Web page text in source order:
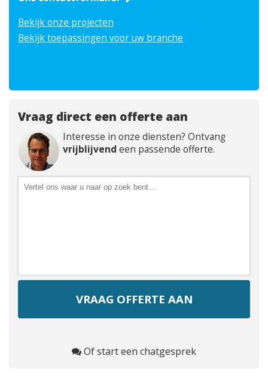
Bekijk onze projecten
Bekijk toepassingen voor uw branche
Vraag direct een offerte aan
Interesse in onze diensten? Ontvang
vrijblijvend een passende offerte.
Of start een chatgesprek